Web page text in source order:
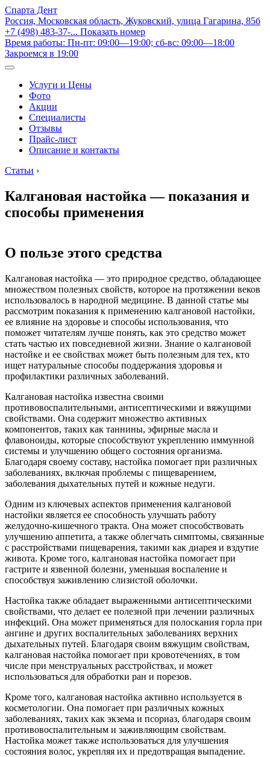
Спарта Дент
Россия, Московская область, Жуковский, улица Гагарина, 85б
+7 (498) 483-37-... Показать номер
Время работы: Пн-пт: 09:00—19:00; сб-вс: 09:00—18:00
Закроемся в 19:00
Услуги и Цены
Фото
Акции
Специалисты
Отзывы
Прайс-лист
Описание и контакты
Статьи ›
Калгановая настойка — показания и
способы применения
О пользе этого средства
Калгановая настойка — это природное средство, обладающее
множеством полезных свойств, которое на протяжении веков
использовалось в народной медицине. В данной статье мы
рассмотрим показания к применению калгановой настойки,
ее влияние на здоровье и способы использования, что
поможет читателям лучше понять, как это средство может
стать частью их повседневной жизни. Знание о калгановой
настойке и ее свойствах может быть полезным для тех, кто
ищет натуральные способы поддержания здоровья и
профилактики различных заболеваний.
Калгановая настойка известна своими
противовоспалительными, антисептическими и вяжущими
свойствами. Она содержит множество активных
компонентов, таких как таннины, эфирные масла и
флавоноиды, которые способствуют укреплению иммунной
системы и улучшению общего состояния организма.
Благодаря своему составу, настойка помогает при различных
заболеваниях, включая проблемы с пищеварением,
заболевания дыхательных путей и кожные недуги.
Одним из ключевых аспектов применения калгановой
настойки является ее способность улучшать работу
желудочно-кишечного тракта. Она может способствовать
улучшению аппетита, а также облегчать симптомы, связанные
с расстройствами пищеварения, такими как диарея и вздутие
живота. Кроме того, калгановая настойка помогает при
гастрите и язвенной болезни, уменьшая воспаление и
способствуя заживлению слизистой оболочки.
Настойка также обладает выраженными антисептическими
свойствами, что делает ее полезной при лечении различных
инфекций. Она может применяться для полоскания горла при
ангине и других воспалительных заболеваниях верхних
дыхательных путей. Благодаря своим вяжущим свойствам,
калгановая настойка помогает при кровотечениях, в том
числе при менструальных расстройствах, и может
использоваться для обработки ран и порезов.
Кроме того, калгановая настойка активно используется в
косметологии. Она помогает при различных кожных
заболеваниях, таких как экзема и псориаз, благодаря своим
противовоспалительным и заживляющим свойствам.
Настойка может также использоваться для улучшения
состояния волос, укрепляя их и предотвращая выпадение.